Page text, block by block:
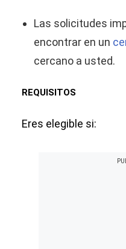
Las solicitudes
encontrar en un
cercano a usted.
REQUISITOS
Eres elegible si: